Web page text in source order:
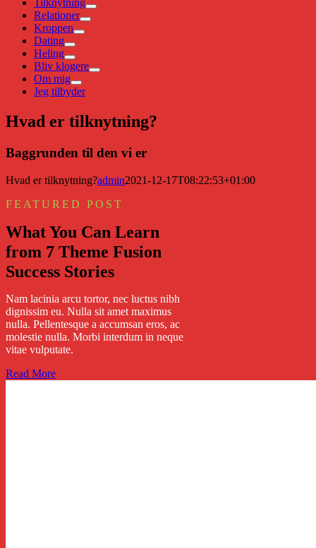
Tilknytning
Relationer
Kroppen
Dating
Heling
Bliv klogere
Om mig
Jeg tilbyder
Hvad er tilknytning?
Baggrunden til den vi er
Hvad er tilknytning?admin2021-12-17T08:22:53+01:00
FEATURED POST
What You Can Learn
from 7 Theme Fusion
Success Stories
Nam lacinia arcu tortor, nec luctus nibh
dignissim eu. Nulla sit amet maximus
nulla. Pellentesque a accumsan eros, ac
molestie nulla. Morbi interdum in neque
vitae vulputate.
Read More